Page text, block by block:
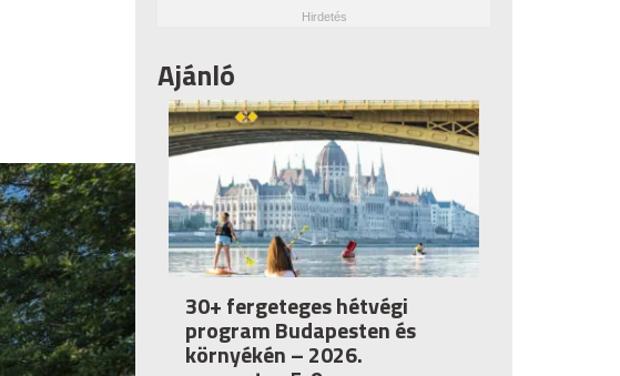
Ajánló
30+ fergeteges hétvégi
program Budapesten és
környékén – 2026.